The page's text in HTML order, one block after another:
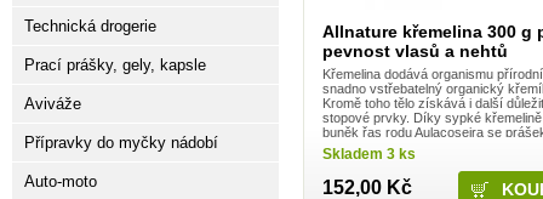
Allnature křemelina 300 g
pevnost vlasů a nehtů
Křemelina dodává organismu
snadno vstřebatelný organický
Kromě toho tělo získává i další
stopové prvky. Díky sypké
buněk řas rodu Aulacoseira se
snadno používá. Stačí jej přidat do
nebo nápojů, kdy ...
Skladem 3 ks
152,00 Kč
Technická drogerie
Prací prášky, gely, kapsle
Aviváže
Přípravky do myčky nádobí
Auto-moto